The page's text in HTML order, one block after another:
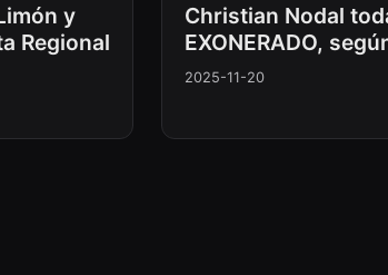
y
Regional
Christian Nodal
EXONERADO,
2025-11-20